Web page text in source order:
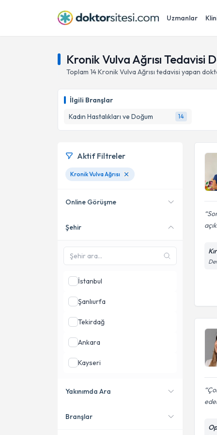
Uzmanlar
Kronik Vulva Ağrısı Tedavisi
Toplam 14Kronik Vulva Ağrısı tedavisi yapan
İlgili Branşlar
Kadın Hastalıkları ve Doğum
14
Aktif Filtreler
Kronik Vulva Ağrısı
Online Görüşme
Online danışmanlık sunan
Şehir
İstanbul
Şanlıurfa
Tekirdağ
Ankara
Kayseri
Yakınımda Ara
Konumuma yakın uzmanları
Branşlar